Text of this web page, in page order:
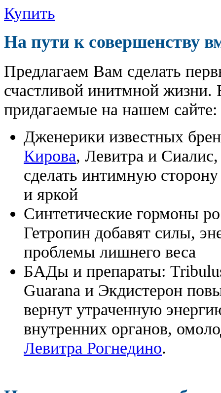
Купить
На пути к совершенству
Предлагаем Вам сделать
счастливой инитмной жизни.
придагаемые на нашем сайте:
Дженерики известных
Кирова, Левитра и
сделать интимную
и яркой
Синтетические гормоны
Гетропин добавят силы,
проблемы лишнего веса
БАДы и препараты:
Guarana и Экдистерон
вернут утраченную
внутренних органов,
Левитра Рогнедино.